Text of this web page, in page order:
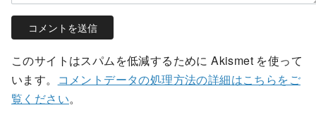
このサイトはスパムを低減するために Akismet を使って
います。
コメントデータの処理方法の詳細はこちらをご
覧ください。